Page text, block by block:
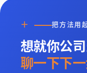
＋ 把方法用
想就你公司
聊一下下